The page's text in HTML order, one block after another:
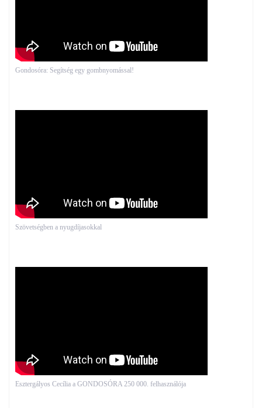
Gondosóra: Segítség egy gombnyomással!
Szövetségben a nyugdíjasokkal
Esztergályos Cecília a GONDOSÓRA 250 000. felhasználója